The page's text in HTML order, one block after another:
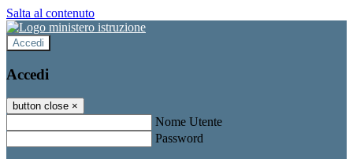
Salta al contenuto
Accedi
Accedi
button close ×
Nome Utente
Password